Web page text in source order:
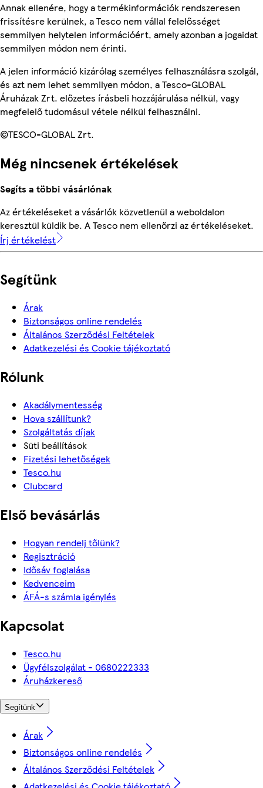
Annak ellenére, hogy a termékinformációk rendszeresen
frissítésre kerülnek, a Tesco nem vállal felelősséget
semmilyen helytelen információért, amely azonban a jogaidat
semmilyen módon nem érinti.
A jelen információ kizárólag személyes felhasználásra szolgál,
és azt nem lehet semmilyen módon, a Tesco-GLOBAL
Áruházak Zrt. előzetes írásbeli hozzájárulása nélkül, vagy
megfelelő tudomásul vétele nélkül felhasználni.
©TESCO-GLOBAL Zrt.
Még nincsenek értékelések
Segíts a többi vásárlónak
Az értékeléseket a vásárlók közvetlenül a weboldalon
keresztül küldik be. A Tesco nem ellenőrzi az értékeléseket.
Írj értékelést
Segítünk
Árak
Biztonságos online rendelés
Általános Szerződési Feltételek
Adatkezelési és Cookie tájékoztató
Rólunk
Akadálymentesség
Hova szállítunk?
Szolgáltatás díjak
Süti beállítások
Fizetési lehetőségek
Tesco.hu
Clubcard
Első bevásárlás
Hogyan rendelj tőlünk?
Regisztráció
Idősáv foglalása
Kedvenceim
ÁFÁ-s számla igénylés
Kapcsolat
Tesco.hu
Ügyfélszolgálat - 0680222333
Áruházkereső
Segítünk
Árak
Biztonságos online rendelés
Általános Szerződési Feltételek